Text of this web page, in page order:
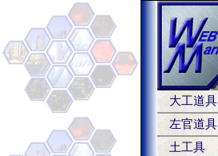
大工道具
左官道具
土工具